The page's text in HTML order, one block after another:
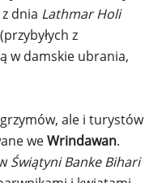
dnia Lathmar Holi
z
w damskie ubrania,
ale i turystów
weWrindawan.
Świątyni Banke Bihari